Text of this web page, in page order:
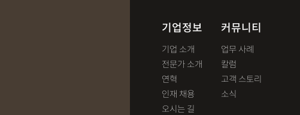
기업정보
기업 소개
전문가 소개
연혁
인재 채용
오시는 길
커뮤니티
업무 사례
칼럼
고객 스토리
소식